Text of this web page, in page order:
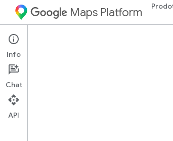
Maps Platform
Android
Guide
Info
Chat
API